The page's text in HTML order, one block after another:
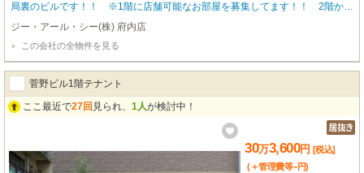
局裏のビルです！！ ※1階に店舗可能なお部屋を募集してます！！ 2階から
5階は立体駐車場になっており便利です！！ 是非お気軽にお問い合わせくだ
さい。
ジー・アール・シー(株) 府内店
この会社の全物件を見る
菅野ビル1階テナント
ここ最近で27回 見られ、 1人が検討中！
30万3,600円 [税込]
(＋管理費等-円)